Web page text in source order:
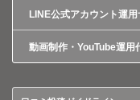
LINE公式アカウント運用
動画制作・YouTube運用